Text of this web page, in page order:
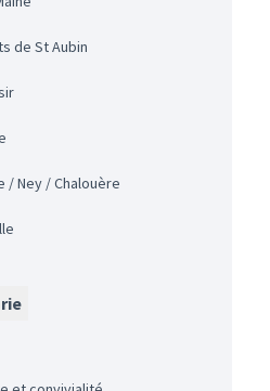
de St Aubin
/ Ney / Chalouère